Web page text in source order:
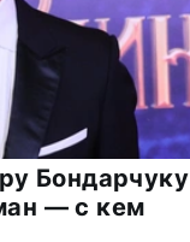
Бондарчуку
— с кем